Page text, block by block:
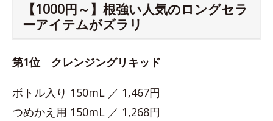
【1000円～】根強い人気のロングセラ
ーアイテムがズラリ
第1位 クレンジングリキッド
ボトル入り 150mL ／ 1,467円
つめかえ用 150mL ／ 1,268円